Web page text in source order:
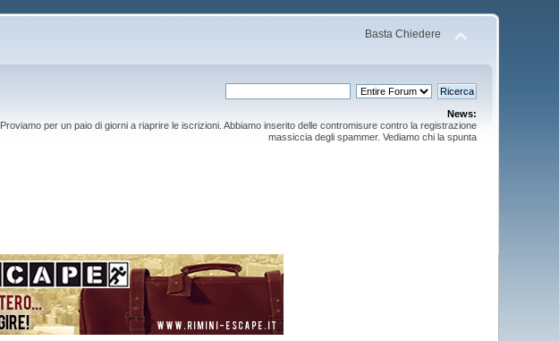
Basta Chiedere
News:
Proviamo per un paio di giorni a riaprire le iscrizioni. Abbiamo inserito delle contromisure contro la registrazione
massiccia degli spammer. Vediamo chi la spunta